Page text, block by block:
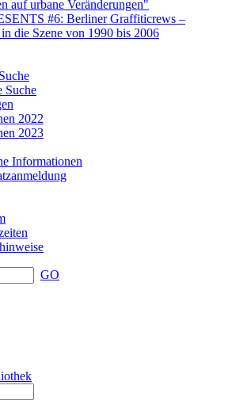
auf urbane Veränderungen"
#6: Berliner Graffiticrews –
die Szene von 1990 bis 2006
Suche
2022
2023
Informationen
GO